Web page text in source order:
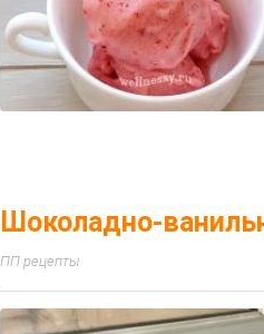
Шоколадно-
ПП рецепты